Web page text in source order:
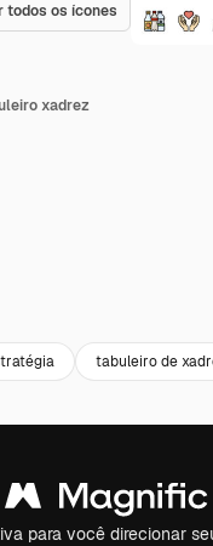
todos os ícones
xadrez
tabuleiro de
para você direcionar